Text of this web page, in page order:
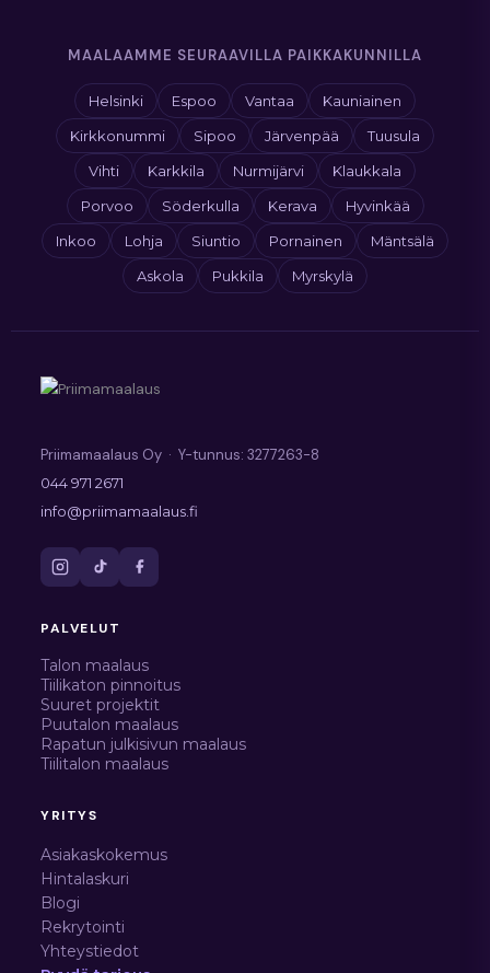
MAALAAMME SEURAAVILLA PAIKKAKUNNILLA
Helsinki Espoo Vantaa
Kauniainen
Kirkkonummi
Sipoo Järvenpää
Tuusula
Vihti
Karkkila Nurmijärvi
Klaukkala
Porvoo
Söderkulla Kerava
Hyvinkää
Inkoo
Lohja Siuntio Pornainen
Mäntsälä
Askola
Pukkila Myrskylä
Priimamaalaus Oy · Y-tunnus: 3277263-8
044 971 2671
info@priimamaalaus.fi
PALVELUT
Talon maalaus
Tiilikaton pinnoitus
Suuret projektit
Puutalon maalaus
Rapatun julkisivun maalaus
Tiilitalon maalaus
YRITYS
Asiakaskokemus
Hintalaskuri
Blogi
Rekrytointi
Yhteystiedot